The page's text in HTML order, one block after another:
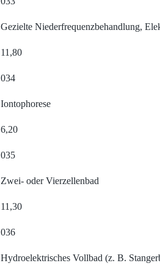
Gezielte Niederfrequenzbehandlung,
11,80
034
Iontophorese
6,20
035
Zwei- oder Vierzellenbad
11,30
036
Hydroelektrisches Vollbad (z. B.